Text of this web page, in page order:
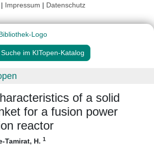
| Impressum | Datenschutz
Suche im KITopen-Katalog
of a solid
for a fusion power
reactor
Tamirat, H. 1